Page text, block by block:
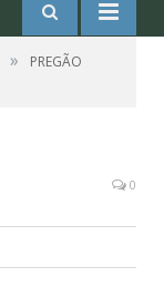
»
PREGÃO
0